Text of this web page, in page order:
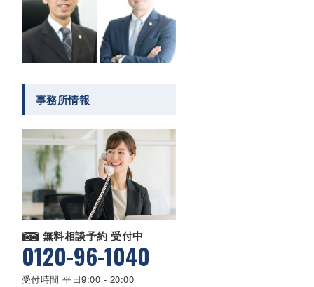
事務所情報
無料相談予約 受付中
0120-96-1040
受付時間 平日9:00 - 20:00